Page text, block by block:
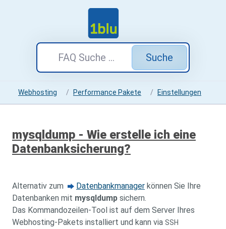
Suche
Webhosting Performance Pakete Einstellungen
mysqldump - Wie erstelle ich eine
Datenbanksicherung?
Alternativ zum Datenbankmanager können Sie Ihre
Datenbanken mit mysqldump sichern.
Das Kommandozeilen-Tool ist auf dem Server Ihres
Webhosting-Pakets installiert und kann via SSH